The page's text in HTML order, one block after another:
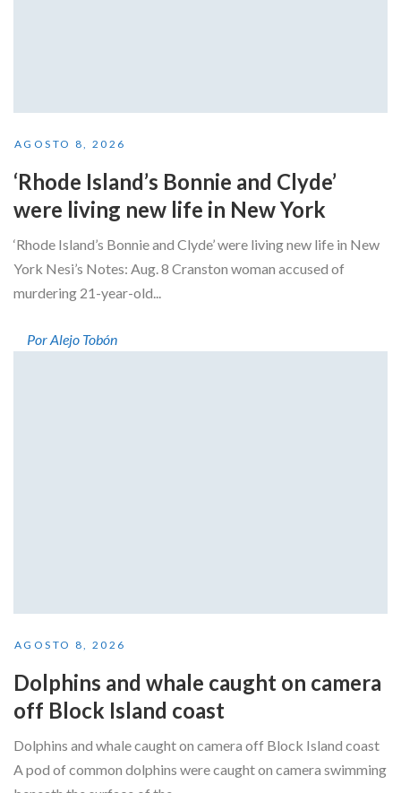
AGOSTO 8, 2026
‘Rhode Island’s Bonnie and Clyde’
were living new life in New York
‘Rhode Island’s Bonnie and Clyde’ were living new life in New
York Nesi’s Notes: Aug. 8 Cranston woman accused of
murdering 21-year-old...
Por Alejo Tobón
AGOSTO 8, 2026
Dolphins and whale caught on camera
off Block Island coast
Dolphins and whale caught on camera off Block Island coast
A pod of common dolphins were caught on camera swimming